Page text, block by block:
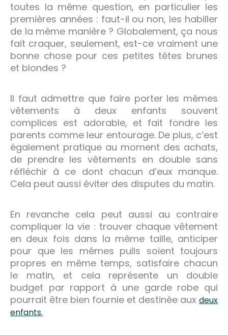
toutes la même question, en particulier les
premières années : faut-il ou non, les habiller
de la même manière ? Globalement, ça nous
fait craquer, seulement, est-ce vraiment une
bonne chose pour ces petites têtes brunes
et blondes ?
Il faut admettre que faire porter les mêmes
vêtements à deux enfants souvent
complices est adorable, et fait fondre les
parents comme leur entourage. De plus, c’est
également pratique au moment des achats,
de prendre les vêtements en double sans
réfléchir à ce dont chacun d’eux manque.
Cela peut aussi éviter des disputes du matin.
En revanche cela peut aussi au contraire
compliquer la vie : trouver chaque vêtement
en deux fois dans la même taille, anticiper
pour que les mêmes pulls soient toujours
propres en même temps, satisfaire chacun
le matin, et cela représente un double
budget par rapport à une garde robe qui
pourrait être bien fournie et destinée aux deux
enfants.